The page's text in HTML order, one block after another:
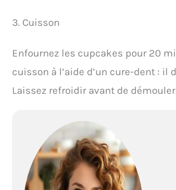
3. Cuisson
Enfournez les cupcakes pour 20
cuisson à l’aide d’un cure-dent : il
Laissez refroidir avant de